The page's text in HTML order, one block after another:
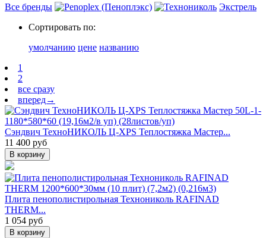
Все бренды
Экстрель
Сортировать по:
умолчанию цене названию
1
2
все сразу
вперед→
Сэндвич ТехноНИКОЛЬ Ц-XPS Теплостяжка Мастер...
11 400 руб
В корзину
Плита пенополистирольная Технониколь RAFINAD
THERM...
1 054 руб
В корзину